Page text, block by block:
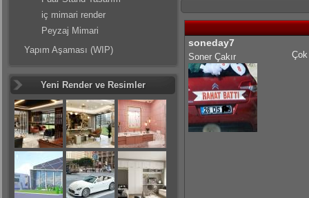
soneday7
Soner Çakır
iç mimari render
Peyzaj Mimari
Yapım Aşaması (WIP)
Yeni Render ve Resimler